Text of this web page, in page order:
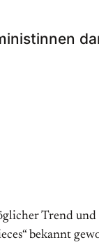
Trend
bekannt